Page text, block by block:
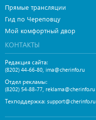
Прямые трансляции
Гид по Череповцу
Мой комфортный двор
КОНТАКТЫ
Редакция сайта:
(8202) 44-66-80 ima@cherinfo.ru
Отдел рекламы:
(8202) 54-88-77 reklama@cherinfo.ru
Техподдержка: support@cherinfo.ru